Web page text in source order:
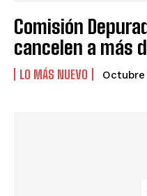
Comisión
cancelen a más
LO MÁS NUEVO Octubre